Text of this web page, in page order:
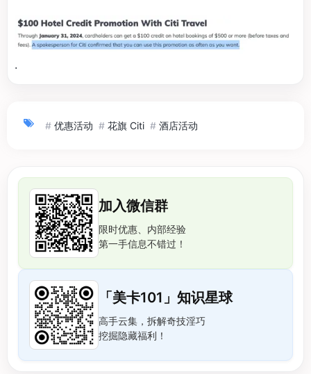
·
# 优惠活动 # 花旗 Citi # 酒店活动
加入微信群
限时优惠、内部经验
第一手信息不错过！
「美卡101」知识星球
高手云集，拆解奇技淫巧
挖掘隐藏福利！